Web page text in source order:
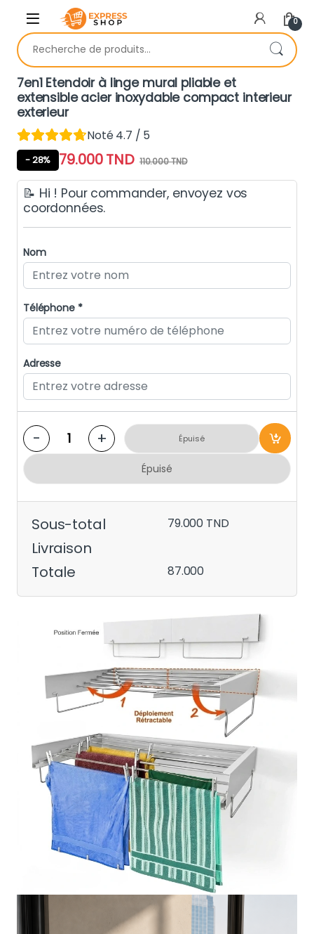
Skip to navigation
Skip to content
0
Recherche pour :
7en1 Etendoir à linge mural pliable et
extensible acier inoxydable compact interieur
exterieur
Noté 4.7 / 5
- 28% 79.000TND 110.000TND
📝 Hi ! Pour commander, envoyez vos
coordonnées.
Nom
Téléphone *
Adresse
- + Épuisé
Épuisé
Sous-total 79.000 TND
Livraison
Totale
87.000